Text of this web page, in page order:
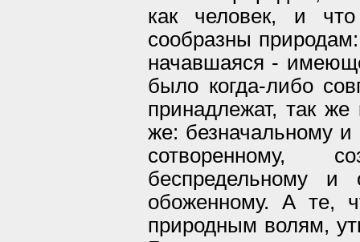
как человек, и
сообразны
начавшаяся -
было когда-либо
принадлежат, так
же: безначальному
сотворенному,
беспредельному и
обоженному. А те,
природным волям,